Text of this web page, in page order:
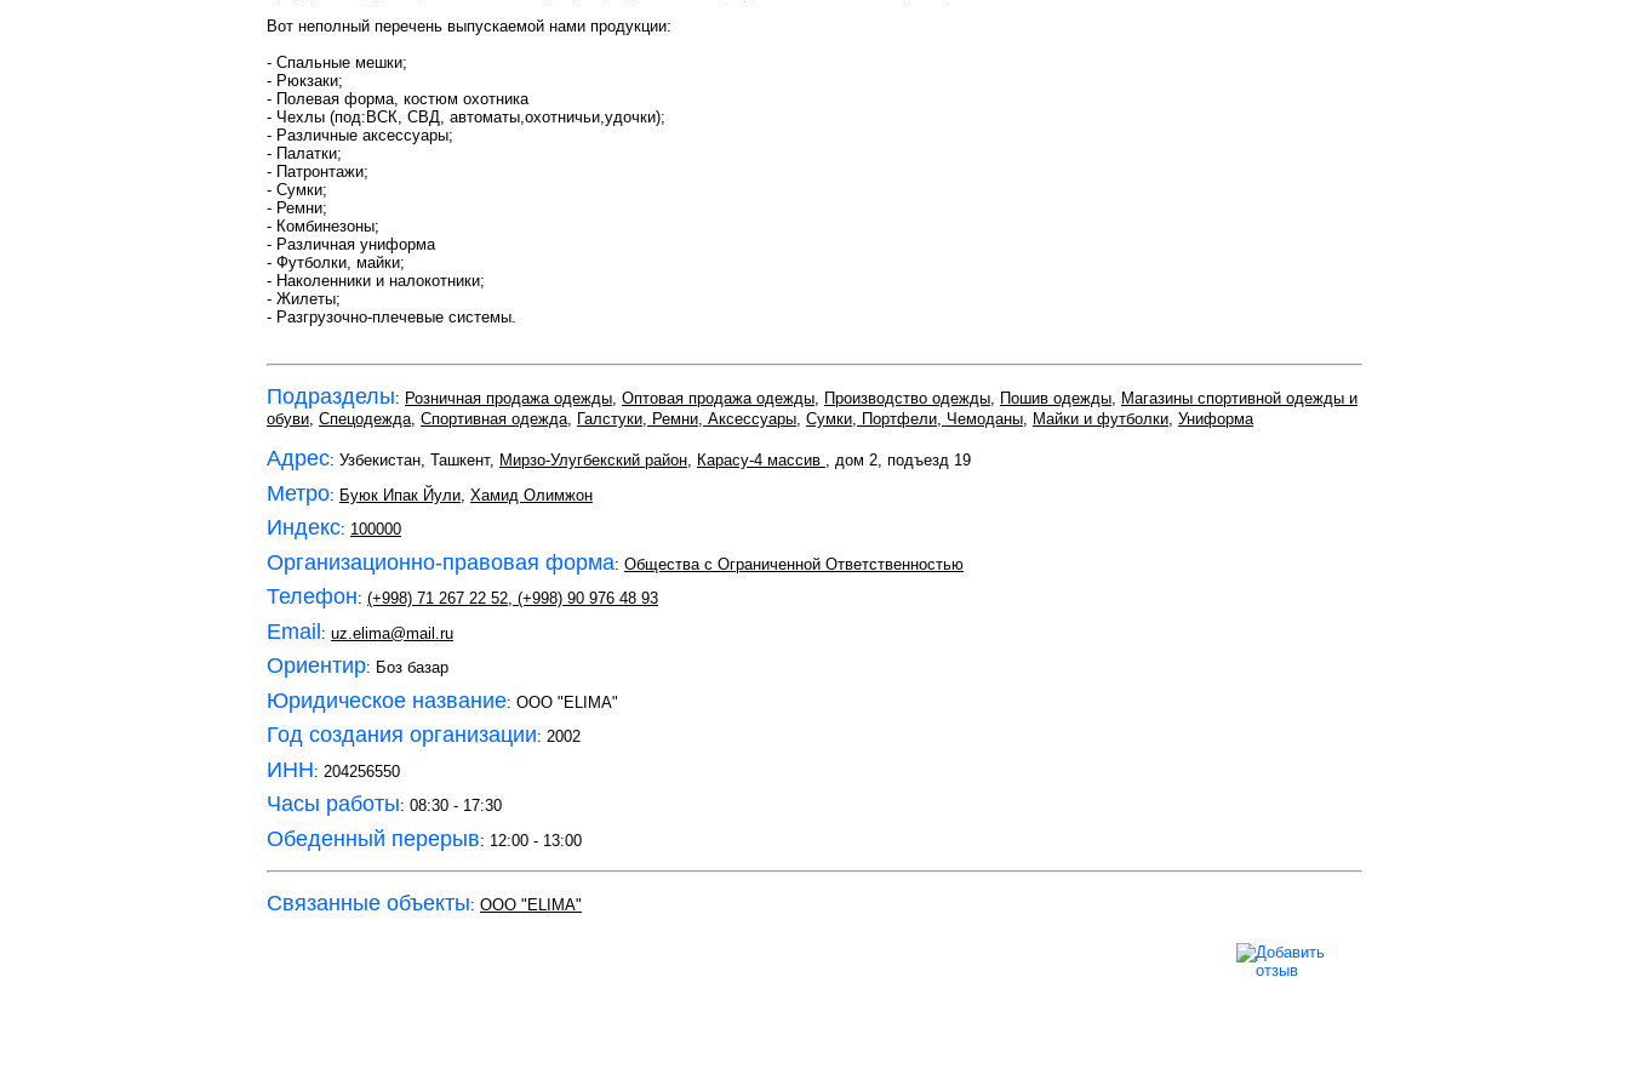
Вот неполный перечень выпускаемой нами продукции:
- Спальные мешки;
- Рюкзаки;
- Полевая форма, костюм охотника
- Чехлы (под:ВСК, СВД, автоматы,охотничьи,удочки);
- Различные аксессуары;
- Палатки;
- Патронтажи;
- Сумки;
- Ремни;
- Комбинезоны;
- Различная униформа
- Футболки, майки;
- Наколенники и налокотники;
- Жилеты;
- Разгрузочно-плечевые системы.
Подразделы: Розничная продажа одежды, Оптовая продажа одежды, Производство одежды, Пошив одежды, Магазины спортивной одежды и
обуви, Спецодежда, Спортивная одежда, Галстуки, Ремни, Аксессуары, Сумки, Портфели, Чемоданы, Майки и футболки, Униформа
Адрес: Узбекистан, Ташкент, Мирзо-Улугбекский район, Карасу-4 массив , дом 2, подъезд 19
Метро: Буюк Ипак Йули Хамид Олимжон
Индекс: 100000
Организационно-правовая форма: Общества с Ограниченной Ответственностью
Телефон: (+998) 71 267 22 52, (+998) 90 976 48 93
Email: uz.elima@mail.ru
Ориентир: Боз базар
Юридическое название: ООО "ELIMA"
Год создания организации: 2002
ИНН: 204256550
Часы работы: 08:30 - 17:30
Обеденный перерыв: 12:00 - 13:00
Связанные объекты: ООО "ELIMA"